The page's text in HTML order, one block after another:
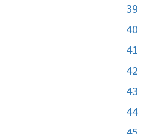
39
40
41
42
43
44